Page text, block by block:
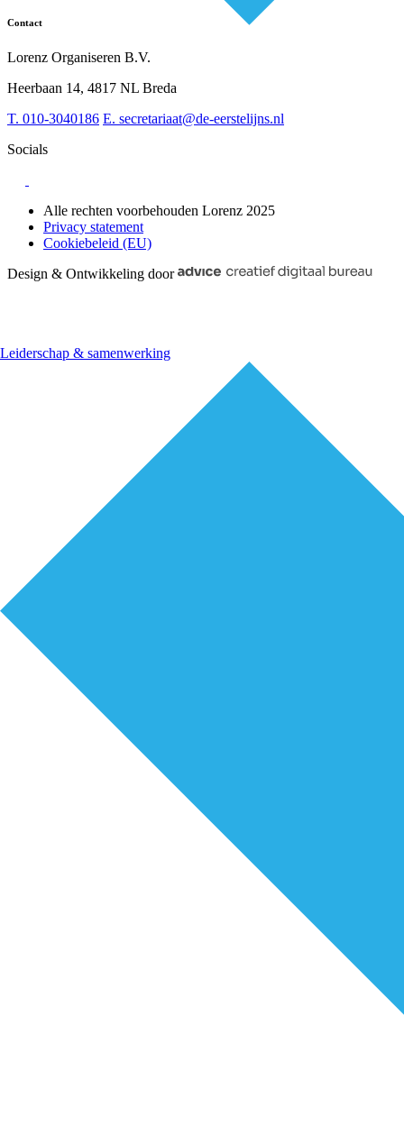
Leiderschap & samenwerking
Over BiancAI
Digitalisering
Leiderschap & samenwerking
Sociaal domein
Contact
Lorenz Organiseren B.V.
Heerbaan 14, 4817 NL Breda
T. 010-3040186 E. secretariaat@de-eerstelijns.nl
Socials
Alle rechten voorbehouden Lorenz 2025
Privacy statement
Cookiebeleid (EU)
Design & Ontwikkeling door